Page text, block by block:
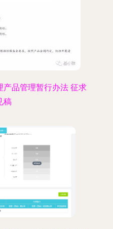
产品管理暂行办法 征求
稿